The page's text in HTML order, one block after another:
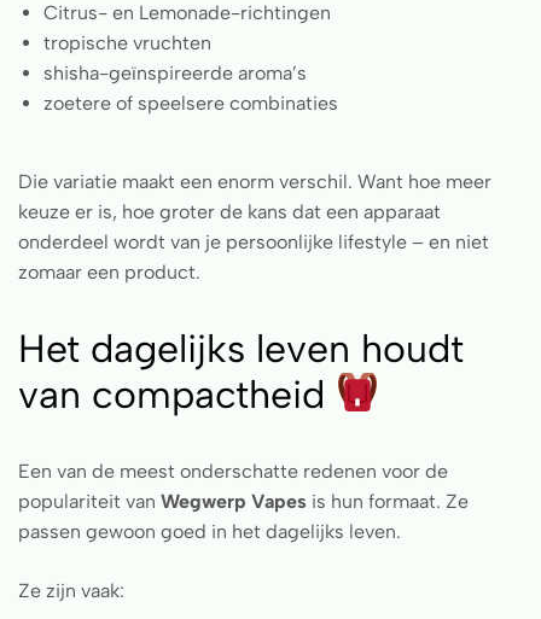
Citrus- en Lemonade-richtingen
tropische vruchten
shisha-geïnspireerde aroma’s
zoetere of speelsere combinaties
Die variatie maakt een enorm verschil. Want hoe meer
keuze er is, hoe groter de kans dat een apparaat
onderdeel wordt van je persoonlijke lifestyle – en niet
zomaar een product.
Het dagelijks leven houdt
van compactheid
Een van de meest onderschatte redenen voor de
populariteit van Wegwerp Vapes is hun formaat. Ze
passen gewoon goed in het dagelijks leven.
Ze zijn vaak: